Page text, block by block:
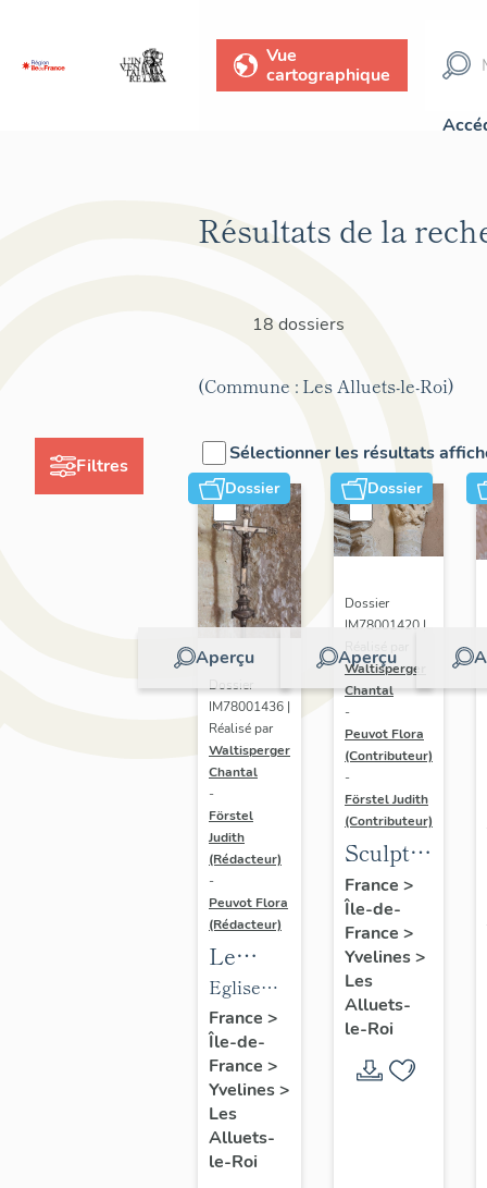
Vue
cartographique
Filtres
Résultats de la
18 dossiers
(Commune : Les Alluets-le-Roi)
Sélectionner les résultats
Dossier
Aperçu
Dossier
IM78001436 |
Réalisé par
Waltisperger
Chantal
-
Förstel
Judith
(Rédacteur)
-
Peuvot Flora
(Rédacteur)
Le
mobilier
de
l'église
paroissiale
Saint-
Nicolas
Eglise
paroissiale
Saint-
Nicolas
France >
Île-de-
France >
Yvelines>
Les
Alluets-
le-Roi
Dossier
Aperçu
Dossier
IM78001420 |
Waltisperger
Chantal
-
Peuvot Flora
(Contributeur)
-
Förstel Judith
(Contributeur)
Sculptures
de la
chapelle
sud
France >
Île-de-
France >
Yvelines>
Les
Alluets-
le-Roi